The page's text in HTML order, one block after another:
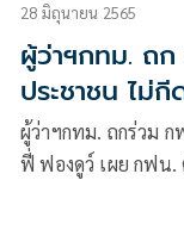
28 มิถุนายน 2565
ผู้ว่าฯกทม. ถ
ประชาชน ไม่
ช่วยลดขวดพ
ผู้ว่าฯกทม. ถกร่วม
ฟี่ ฟองดูว์ เผย กฟน.